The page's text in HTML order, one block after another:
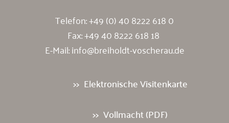
Telefon:+49 (0) 40 8222 618 0
Fax: +49 40 8222 618 18
E-Mail:info@breiholdt-voscherau.de
Elektronische Visitenkarte
Vollmacht (PDF)